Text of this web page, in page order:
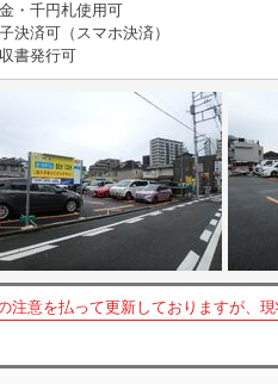
・千円札使用可
決済可（スマホ決済）
書発行可
注意を払って更新しておりますが、